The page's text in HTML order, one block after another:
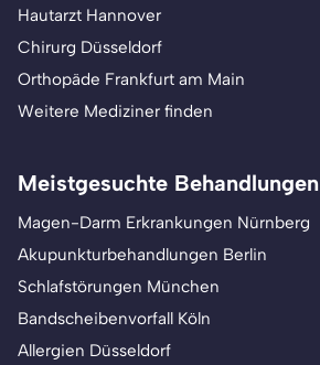
Hautarzt Hannover
Chirurg Düsseldorf
Orthopäde Frankfurt am Main
Weitere Mediziner finden
Meistgesuchte Behandlungen
Magen-Darm Erkrankungen Nürnberg
Akupunkturbehandlungen Berlin
Schlafstörungen München
Bandscheibenvorfall Köln
Allergien Düsseldorf